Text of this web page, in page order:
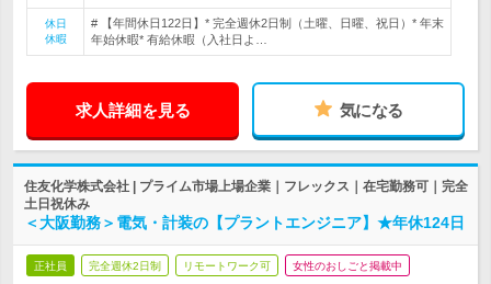
休日
休暇
# 【年間休日122日】* 完全週休2日制（土曜、日曜、祝日）* 年末
年始休暇* 有給休暇（入社日よ…
求人詳細を見る 気になる
住友化学株式会社 | プライム市場上場企業｜フレックス｜在宅勤務可｜完全
土日祝休み
＜大阪勤務＞電気・計装の【プラントエンジニア】★年休124日
正社員 完全週休2日制 リモートワーク可 女性のおしごと掲載中